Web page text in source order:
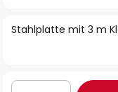
springen
Stahlplatte mit 3 m